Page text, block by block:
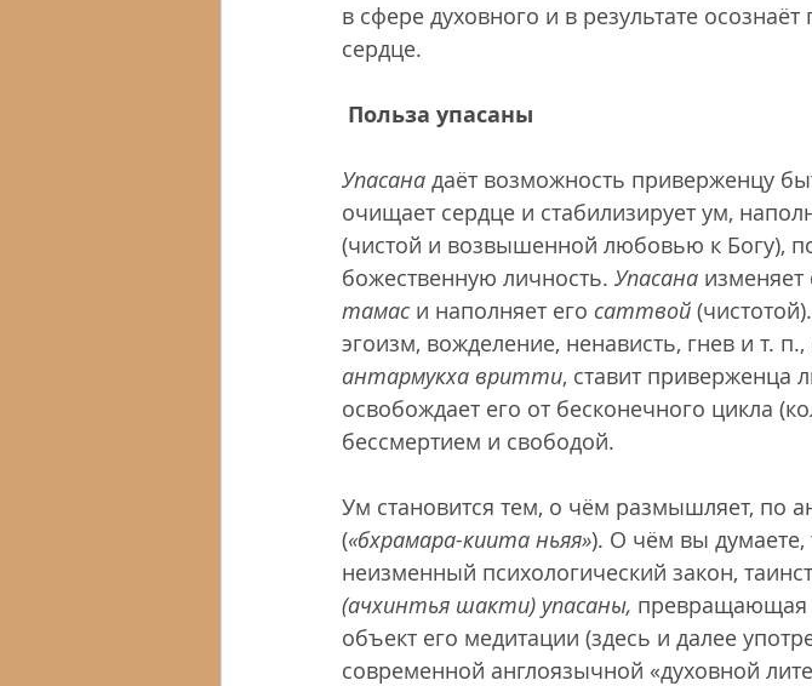
в сфере духовного и в результате
сердце.
Польза упасаны
Упасана даёт возможность приверженцу
очищает сердце и стабилизирует ум,
(чистой и возвышенной любовью к Богу),
божественную личность. Упасана изменяет
тамас и наполняет его саттвой (чистотой).
эгоизм, вожделение, ненависть, гнев и т.
антармукха вритти, ставит приверженца
освобождает его от бесконечного цикла
бессмертием и свободой.
Ум становится тем, о чём размышляет, по
(«бхрамара-киита ньяя»). О чём вы думаете,
неизменный психологический закон,
(ачхинтья шакти) упасаны, превращающая
объект его медитации (здесь и далее
современной англоязычной «духовной